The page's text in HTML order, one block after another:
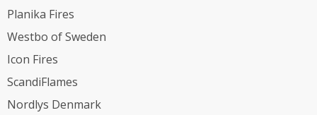
Planika Fires
Westbo of Sweden
Icon Fires
ScandiFlames
Nordlys Denmark